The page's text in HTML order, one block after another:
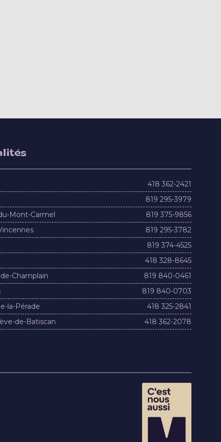
418 362-2421
819 295-3979
Mont-Carmel
819 375-9856
819 295-3782
819 374-4525
418 328-8645
Champlain
819 840-0461
819 840-0703
la-Pérade
418 325-2841
de-Batiscan
418 362-2078